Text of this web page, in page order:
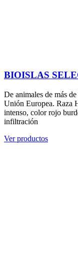
BIOISLAS
De animales de más
Unión Europea. Raza
intenso, color rojo
infiltración
Ver productos